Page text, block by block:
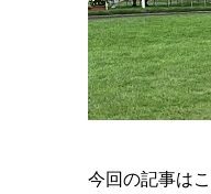
今回の記事は